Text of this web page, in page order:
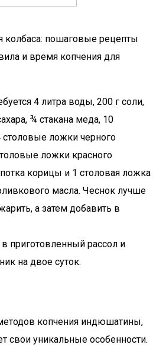
колбаса: пошаговые рецепты
и время копчения для
4 литра воды, 200 г соли,
¾ стакана меда, 10
столовые ложки черного
ложки красного
корицы и 1 столовая ложка
масла. Чеснок лучше
а затем добавить в
приготовленный рассол и
на двое суток.
копчения индюшатины,
свои уникальные особенности.